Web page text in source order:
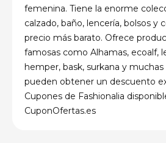
femenina. Tiene la enorme
calzado, baño, lencería, bolsos y
precio más barato. Ofrece
famosas como Alhamas, ecoalf,
hemper, bask, surkana y
pueden obtener un descuento
Cupones de Fashionalia
CuponOfertas.es